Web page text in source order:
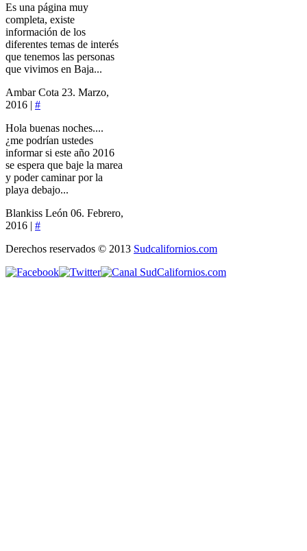
Es una página muy
completa, existe
información de los
diferentes temas de interés
que tenemos las personas
que vivimos en Baja...
Ambar Cota 23. Marzo,
2016 | #
Hola buenas noches....
¿me podrían ustedes
informar si este año 2016
se espera que baje la marea
y poder caminar por la
playa debajo...
Blankiss León 06. Febrero,
2016 | #
Derechos reservados © 2013 Sudcalifornios.com